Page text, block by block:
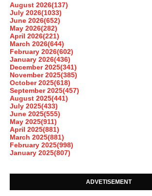
August 2026(137)
July 2026(1033)
June 2026(652)
May 2026(282)
April 2026(221)
March 2026(644)
February 2026(602)
January 2026(436)
December 2025(341)
November 2025(385)
October 2025(618)
September 2025(457)
August 2025(441)
July 2025(433)
June 2025(555)
May 2025(911)
April 2025(881)
March 2025(881)
February 2025(998)
January 2025(807)
ADVETISEMENT